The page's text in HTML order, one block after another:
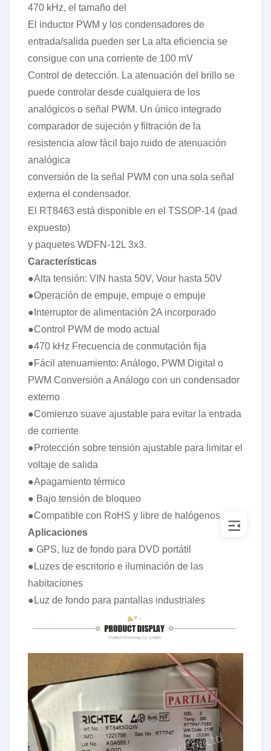
470 kHz, el tamaño del
El inductor PWM y los condensadores de
entrada/salida pueden ser La alta eficiencia se
consigue con una corriente de 100 mV
Control de detección. La atenuación del brillo se
puede controlar desde cualquiera de los
analógicos o señal PWM. Un único integrado
comparador de sujeción y filtración de la
resistencia alow fácil bajo ruido de atenuación
analógica
conversión de la señal PWM con una sola señal
externa el condensador.
El RT8463 está disponible en el TSSOP-14 (pad
expuesto)
y paquetes WDFN-12L 3x3.
Características
●Alta tensión: VIN hasta 50V, Vour hasta 50V
●Operación de empuje, empuje o empuje
●Interruptor de alimentación 2A incorporado
●Control PWM de modo actual
●470 kHz Frecuencia de conmutación fija
●Fácil atenuamiento: Análogo, PWM Digital o
PWM Conversión a Análogo con un condensador
externo
●Comienzo suave ajustable para evitar la entrada
de corriente
●Protección sobre tensión ajustable para limitar el
voltaje de salida
●Apagamiento térmico
● Bajo tensión de bloqueo
●Compatible con RoHS y libre de halógenos
Aplicaciones
● GPS, luz de fondo para DVD portátil
●Luzes de escritorio e iluminación de las
habitaciones
●Luz de fondo para pantallas industriales